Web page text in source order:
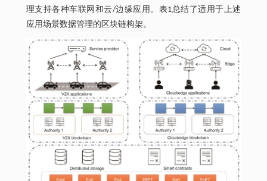
理支持各种车联网和云/边缘应用。表1总结了适用于上述
应用场景数据管理的区块链构架。